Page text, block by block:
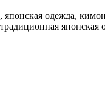
японская одежда,